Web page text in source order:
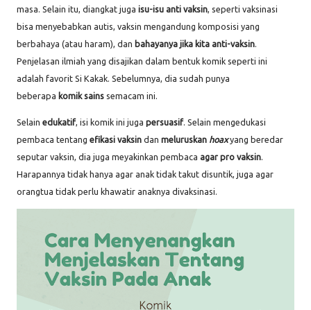
masa. Selain itu, diangkat juga isu-isu anti vaksin, seperti vaksinasi
bisa menyebabkan autis, vaksin mengandung komposisi yang
berbahaya (atau haram), dan bahayanya jika kita anti-vaksin.
Penjelasan ilmiah yang disajikan dalam bentuk komik seperti ini
adalah favorit Si Kakak. Sebelumnya, dia sudah punya
beberapa komik sains semacam ini.
Selain edukatif, isi komik ini juga persuasif. Selain mengedukasi
pembaca tentang efikasi vaksin dan meluruskan hoaxyang beredar
seputar vaksin, dia juga meyakinkan pembaca agar pro vaksin.
Harapannya tidak hanya agar anak tidak takut disuntik, juga agar
orangtua tidak perlu khawatir anaknya divaksinasi.